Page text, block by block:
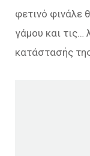
φετινό φινάλε
γάμου και
κατάστασής